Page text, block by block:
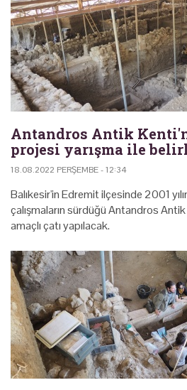
Antandros Antik
projesi yarışma ile
18.08.2022 PERŞEMBE - 12:34
Balıkesir'in Edremit ilçesinde 2001
çalışmaların sürdüğü Antandros
amaçlı çatı yapılacak.